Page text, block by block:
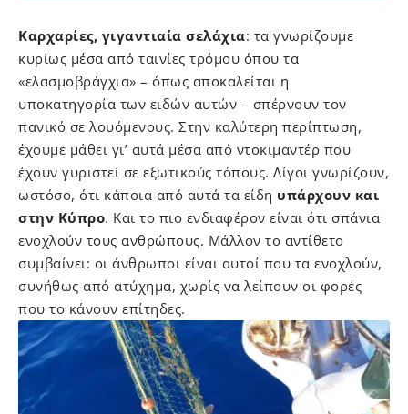
Καρχαρίες, γιγαντιαία σελάχια: τα γνωρίζουμε
κυρίως μέσα από ταινίες τρόμου όπου τα
«ελασμοβράγχια» – όπως αποκαλείται η
υποκατηγορία των ειδών αυτών – σπέρνουν τον
πανικό σε λουόμενους. Στην καλύτερη περίπτωση,
έχουμε μάθει γι’ αυτά μέσα από ντοκιμαντέρ που
έχουν γυριστεί σε εξωτικούς τόπους. Λίγοι γνωρίζουν,
ωστόσο, ότι κάποια από αυτά τα είδη υπάρχουν και
στην Κύπρο. Και το πιο ενδιαφέρον είναι ότι σπάνια
ενοχλούν τους ανθρώπους. Μάλλον το αντίθετο
συμβαίνει: οι άνθρωποι είναι αυτοί που τα ενοχλούν,
συνήθως από ατύχημα, χωρίς να λείπουν οι φορές
που το κάνουν επίτηδες.